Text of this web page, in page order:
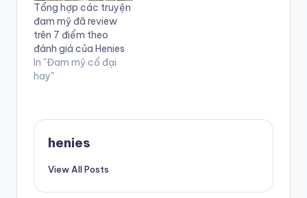
Tổng hợp các truyện
đam mỹ đã review
trên 7 điểm theo
đánh giá của Henies
In "Đam mỹ cổ đại
hay"
henies
View All Posts